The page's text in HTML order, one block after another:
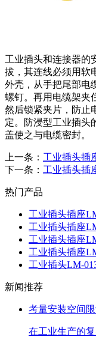
工业插头和连接器的
拔，其连线必须用软
外壳，从手把尾部电
螺钉。再用电缆架夹
然后锁紧夹片，防止
定。防浸型工业插头
盖使之与电缆密封。
上一条： 工业插头插
下一条： 工业插头插
热门产品
工业插头插座
工业插头插座
工业插头插座
工业插头插座
工业插头LM-
新闻推荐
考量安装空间
在工业生产的